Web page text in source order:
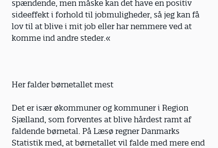
spændende, men måske kan det have en positiv
sideeffekt i forhold til jobmuligheder, så jeg kan få
lov til at blive i mit job eller har nemmere ved at
komme ind andre steder.«
Her falder børnetallet mest
Det er især økommuner og kommuner i Region
Sjælland, som forventes at blive hårdest ramt af
faldende børnetal. På Læsø regner Danmarks
Statistik med, at børnetallet vil falde med mere end